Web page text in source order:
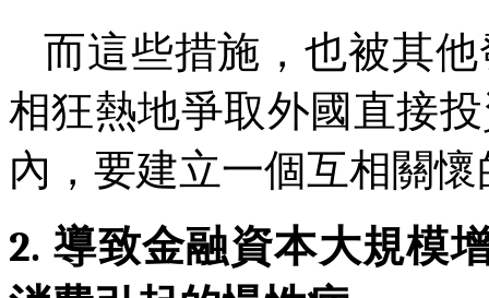
而這些措施，也被其
相狂熱地爭取外國直接
內，要建立一個互相關
2. 導致金融資本大規模